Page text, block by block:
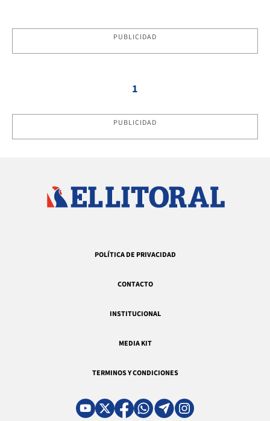
PUBLICIDAD
1
PUBLICIDAD
POLÍTICA DE PRIVACIDAD
CONTACTO
INSTITUCIONAL
MEDIA KIT
TERMINOS Y CONDICIONES